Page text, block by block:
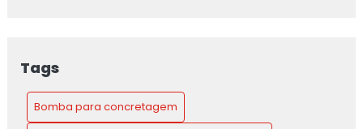
Escolher e Otimizar o Uso na Construção
Tags
Bomba para concretagem